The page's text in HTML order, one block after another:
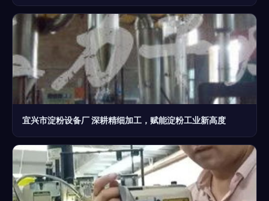
宜兴市淀粉设备厂 深耕精细加工，赋能淀粉工业新高度